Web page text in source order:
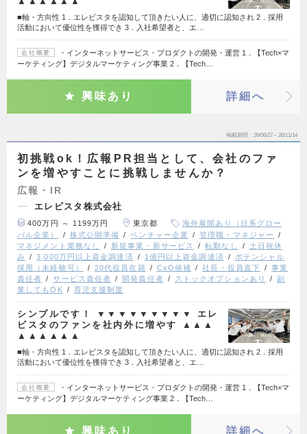
■軸・方向性 1．エレビスタを認知して頂きたい人に、適切に認知され 2．採用
活動において優位性を獲得でき 3．入社希望者と、エ…
会社概要
・インターネットサービス・プロダクトの開発・運営 1．【Tech×マ
ーケティング】デジタルマーケティング事業 2．【Tech…
興味あり 詳細へ
掲載期間 26/06/27～26/11/14
初挑戦ok！広報PR担当として、会社のファ
ンを増やすことに挑戦しませんか？
広報・IR
エレビスタ株式会社
400万円 ～ 1199万円 東京都
海外展開あり（日系グロー
バル企業）
株式公開準備 ベンチャー企業
管理職・マネジャー
マネジメント業務なし
新規事業・新サービス 転勤なし
土日祝休
み
3,000万円以上資金調達済 1億円以上資金調達済
ポテンシャル
採用（未経験可）
20代役員在籍 CxO候補 社長・役員直下
事業
責任者
サービス責任者 開発責任者 ストックオプションあり
副
業してもOK
育児支援制度
シンプルです！ ▼▼▼▼▼▼▼▼▼ エレ
ビスタのファンを社内外に増やす ▲▲▲
▲▲▲▲▲▲
■軸・方向性 1．エレビスタを認知して頂きたい人に、適切に認知され 2．採用
活動において優位性を獲得でき 3．入社希望者と、エ…
会社概要
・インターネットサービス・プロダクトの開発・運営 1．【Tech×マ
ーケティング】デジタルマーケティング事業 2．【Tech…
興味あり 詳細へ